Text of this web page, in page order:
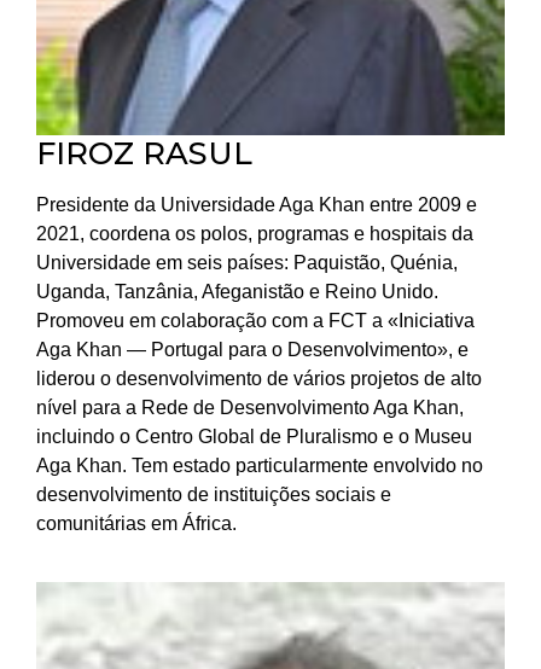
FIROZ RASUL
Presidente da Universidade Aga Khan entre 2009 e
2021, coordena os polos, programas e hospitais da
Universidade em seis países: Paquistão, Quénia,
Uganda, Tanzânia, Afeganistão e Reino Unido.
Promoveu em colaboração com a FCT a «Iniciativa
Aga Khan — Portugal para o Desenvolvimento», e
liderou o desenvolvimento de vários projetos de alto
nível para a Rede de Desenvolvimento Aga Khan,
incluindo o Centro Global de Pluralismo e o Museu
Aga Khan. Tem estado particularmente envolvido no
desenvolvimento de instituições sociais e
comunitárias em África.